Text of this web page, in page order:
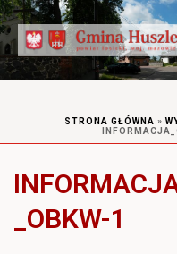
STRONA GŁÓWNA »
_OBKW-1